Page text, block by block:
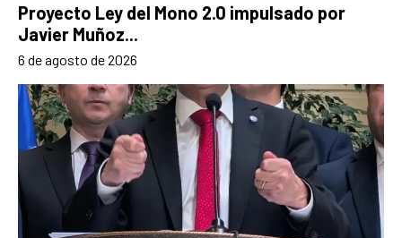
Proyecto Ley del Mono 2.0 impulsado por
Javier Muñoz...
6 de agosto de 2026